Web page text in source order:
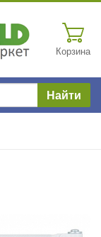
Корзина
Найти